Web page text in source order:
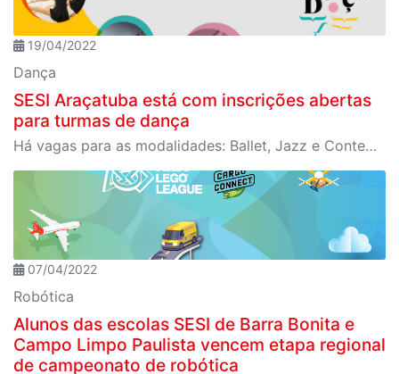
19/04/2022
Dança
SESI Araçatuba está com inscrições abertas
para turmas de dança
Há vagas para as modalidades: Ballet, Jazz e Contemporâneo
07/04/2022
Robótica
Alunos das escolas SESI de Barra Bonita e
Campo Limpo Paulista vencem etapa regional
de campeonato de robótica